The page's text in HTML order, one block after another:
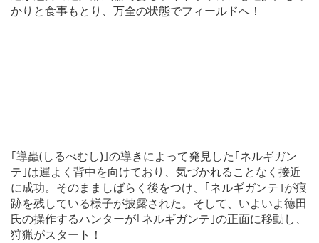
かりと食事もとり、万全の状態でフィールドへ！
｢導蟲(しるべむし)｣の導きによって発見した｢ネルギガン
テ｣は運よく背中を向けており、気づかれることなく接近
に成功。そのまましばらく後をつけ、｢ネルギガンテ｣が痕
跡を残している様子が披露された。そして、いよいよ徳田
氏の操作するハンターが｢ネルギガンテ｣の正面に移動し、
狩猟がスタート！